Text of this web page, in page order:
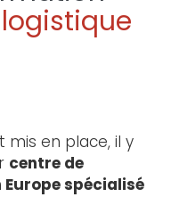
mis en place, il y
centre de
spécialisé